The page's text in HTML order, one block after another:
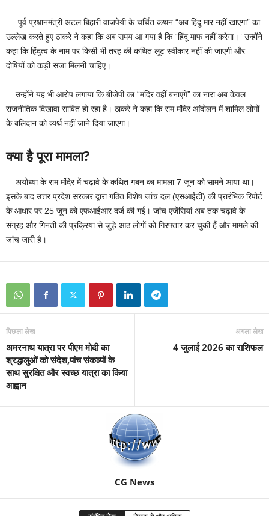
पूर्व प्रधानमंत्री अटल बिहारी वाजपेयी के चर्चित कथन “अब हिंदू मार नहीं खाएगा” का
उल्लेख करते हुए ठाकरे ने कहा कि अब समय आ गया है कि “हिंदू माफ नहीं करेगा।” उन्होंने
कहा कि हिंदुत्व के नाम पर किसी भी तरह की कथित लूट स्वीकार नहीं की जाएगी और
दोषियों को कड़ी सजा मिलनी चाहिए।
उन्होंने यह भी आरोप लगाया कि बीजेपी का “मंदिर वहीं बनाएंगे” का नारा अब केवल
राजनीतिक दिखावा साबित हो रहा है। ठाकरे ने कहा कि राम मंदिर आंदोलन में शामिल लोगों
के बलिदान को व्यर्थ नहीं जाने दिया जाएगा।
क्या है पूरा मामला?
अयोध्या के राम मंदिर में चढ़ावे के कथित गबन का मामला 7 जून को सामने आया था।
इसके बाद उत्तर प्रदेश सरकार द्वारा गठित विशेष जांच दल (एसआईटी) की प्रारंभिक रिपोर्ट
के आधार पर 25 जून को एफआईआर दर्ज की गई। जांच एजेंसियां अब तक चढ़ावे के
संग्रह और गिनती की प्रक्रिया से जुड़े आठ लोगों को गिरफ्तार कर चुकी हैं और मामले की
जांच जारी है।
पिछला लेख
अमरनाथ यात्रा पर पीएम मोदी का
श्रद्धालुओं को संदेश,पांच संकल्पों के
साथ सुरक्षित और स्वच्छ यात्रा का किया
आह्वान
अगला लेख
4 जुलाई 2026 का राशिफल
CG News